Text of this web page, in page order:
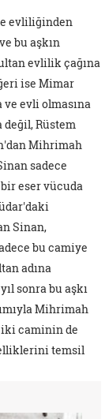
evliliğinden
bu aşkın
evlilik çağına
ise Mimar
evli olmasına
değil, Rüstem
Mihrimah
sadece
bir eser vücuda
Sinan,
bu camiye
adına
sonra bu aşkı
Mihrimah
caminin de
temsil